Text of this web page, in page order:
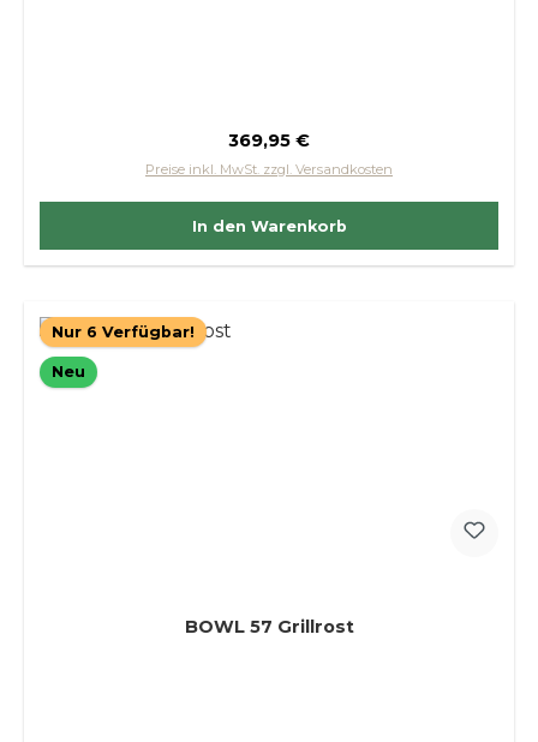
Regulärer Preis:
369,95 €
Preise inkl. MwSt. zzgl. Versandkosten
In den Warenkorb
Nur 6 Verfügbar!
Neu
BOWL 57 Grillrost